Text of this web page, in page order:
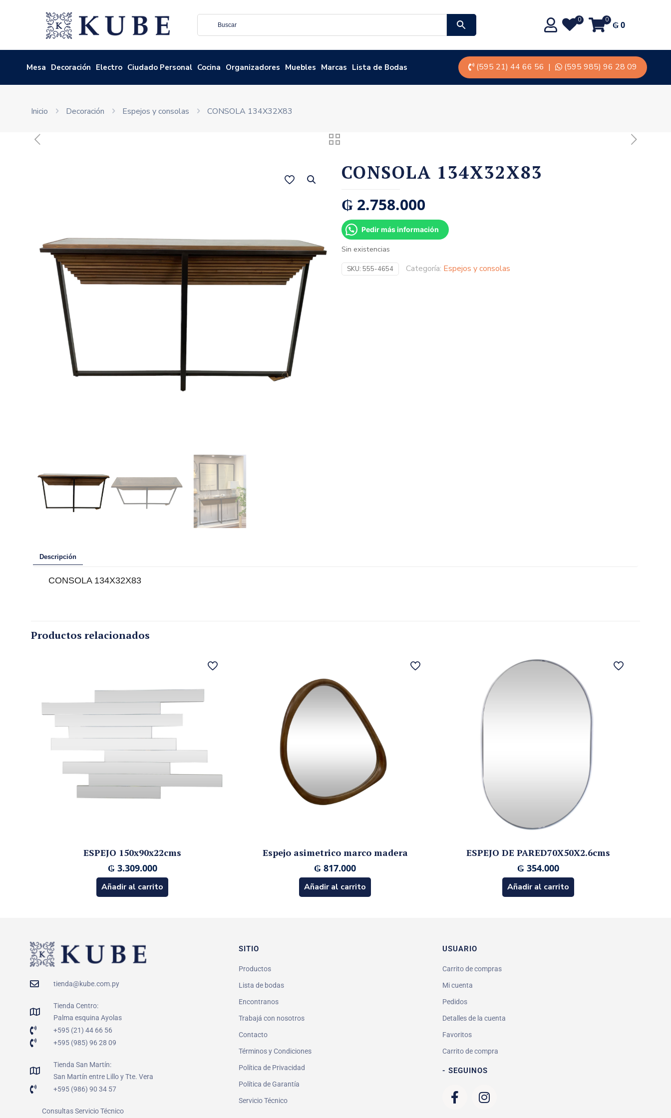
0 0 ₲0
Mesa Decoración Electro Ciudado Personal Cocina Organizadores Muebles Marcas Lista de Bodas (595 21) 44 66 56 | (595 985) 96 28 09
Inicio Decoración Espejos y consolas CONSOLA 134X32X83
CONSOLA 134X32X83
₲ 2.758.000
Pedir más información
Sin existencias
SKU: 555-4654 Categoría: Espejos y consolas
Descripción
CONSOLA 134X32X83
Productos relacionados
ESPEJO 150x90x22cms
₲3.309.000
Añadir al carrito
Espejo asimetrico marco madera
₲ 817.000
Añadir al carrito
ESPEJO DE PARED70X50X2.6cms
₲354.000
Añadir al carrito
tienda@kube.com.py
Tienda Centro:
Palma esquina Ayolas
+595 (21) 44 66 56
+595 (985) 96 28 09
Tienda San Martín:
San Martín entre Lillo y Tte. Vera
+595 (986) 90 34 57
Consultas Servicio Técnico
SITIO
Productos
Lista de bodas
Encontranos
Trabajá con nosotros
Contacto
Términos y Condiciones
Política de Privacidad
Política de Garantía
Servicio Técnico
USUARIO
Carrito de compras
Mi cuenta
Pedidos
Detalles de la cuenta
Favoritos
Carrito de compra
- SEGUINOS